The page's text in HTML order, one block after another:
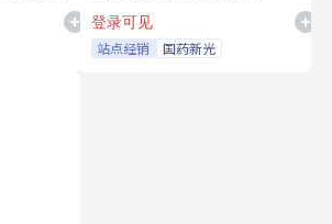
登录可见
站点经销 国药新光